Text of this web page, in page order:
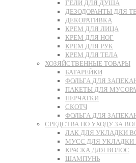
ГЕЛИ ДЛЯ ДУША
ДЕЗОДОРАНТЫ ДЛЯ
ДЕКОРАТИВКА
КРЕМ ДЛЯ ЛИЦА
КРЕМ ДЛЯ НОГ
КРЕМ ДЛЯ РУК
КРЕМ ДЛЯ ТЕЛА
ХОЗЯЙСТВЕННЫЕ ТОВАРЫ
БАТАРЕЙКИ
ФОЛЬГА ДЛЯ
ПАКЕТЫ ДЛЯ МУСОРА
ПЕРЧАТКИ
СКОТЧ
ФОЛЬГА ДЛЯ
СРЕДСТВА ПО УХОДУ ЗА
ЛАК ДЛЯ УКЛАДКИ
МУСС ДЛЯ УКЛАДКИ
КРАСКА ДЛЯ ВОЛОС
ШАМПУНЬ